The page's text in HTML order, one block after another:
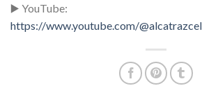
▶️ YouTube:
https://www.youtube.com/